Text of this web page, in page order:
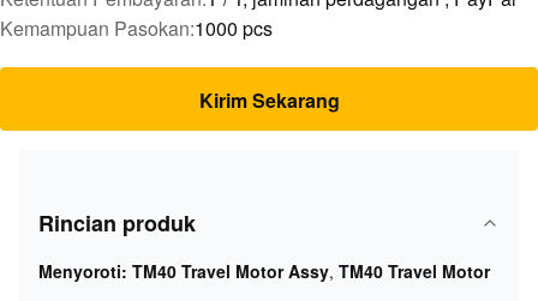
Kemampuan Pasokan:1000 pcs
Kirim Sekarang
Rincian produk
Menyoroti: TM40 Travel Motor Assy, TM40 Travel Motor